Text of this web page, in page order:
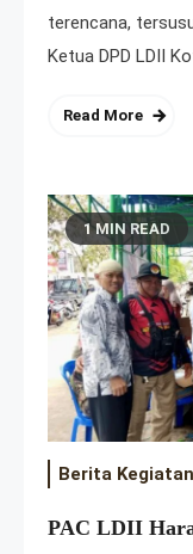
terencana,
Ketua DPD LDII
Read More
1 MIN READ
Berita Kegiatan
PAC LDII